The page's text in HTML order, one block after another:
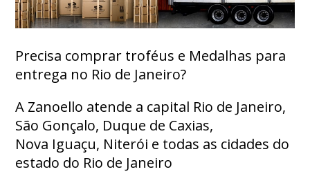
Precisa comprar troféus e Medalhas para
entrega no Rio de Janeiro?
A Zanoello atende a capital Rio de Janeiro,
São Gonçalo, Duque de Caxias,
Nova Iguaçu, Niterói e todas as cidades do
estado do Rio de Janeiro